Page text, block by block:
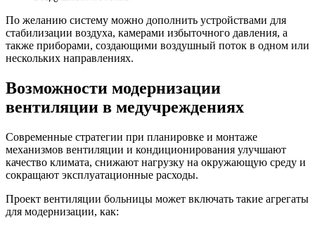
По желанию систему можно дополнить устройствами для
стабилизации воздуха, камерами избыточного давления, а
также приборами, создающими воздушный поток в одном или
нескольких направлениях.
Возможности модернизации
вентиляции в медучреждениях
Современные стратегии при планировке и монтаже
механизмов вентиляции и кондиционирования улучшают
качество климата, снижают нагрузку на окружающую среду и
сокращают эксплуатационные расходы.
Проект вентиляции больницы может включать такие агрегаты
для модернизации, как: